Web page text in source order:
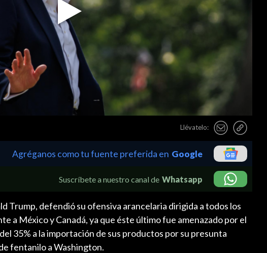
Play
Video
Llévatelo:
Agréganos como tu fuente preferida en Google
Suscríbete a nuestro canal de Whatsapp
Trump, defendió su ofensiva arancelaria dirigida a todos los
a México y Canadá, ya que éste último fue amenazado por el
35% a la importación de sus productos por su presunta
fentanilo a Washington.